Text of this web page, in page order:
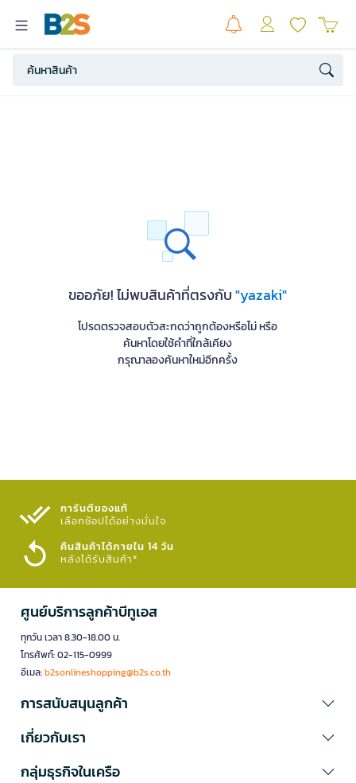
ขออภัย! ไม่พบสินค้าที่ตรงกับ"yazaki"
โปรดตรวจสอบตัวสะกดว่าถูกต้องหรือไม่ หรือ
ค้นหาโดยใช้คำที่ใกล้เคียง
กรุณาลองค้นหาใหม่อีกครั้ง
การันตีของแท้
เลือกช้อปได้อย่างมั่นใจ​
คืนสินค้าได้ภายใน 14 วัน
หลังได้รับสินค้า*
ศูนย์บริการลูกค้าบีทูเอส
ทุกวัน เวลา 8.30-18.00 น.
โทรศัพท์: 02-115-0999
อีเมล:b2sonlineshopping@b2s.co.th
การสนับสนุนลูกค้า
เกี่ยวกับเรา
กลุ่มธุรกิจในเครือ